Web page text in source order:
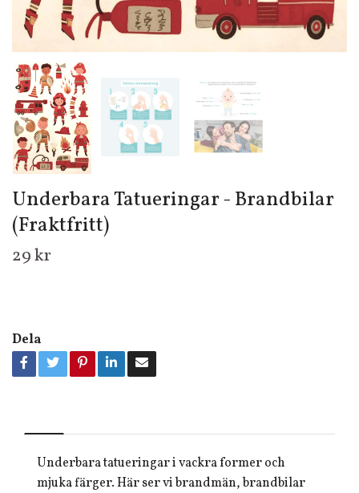
Underbara Tatueringar - Brandbilar
(Fraktfritt)
29 kr
Dela
Underbara tatueringar i vackra former och
mjuka färger. Här ser vi brandmän, brandbilar